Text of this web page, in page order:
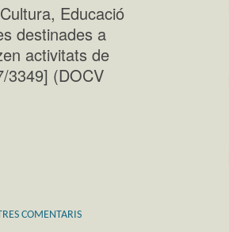
Educació
destinades a
activitats de
3349] (DOCV
COMENTARIS